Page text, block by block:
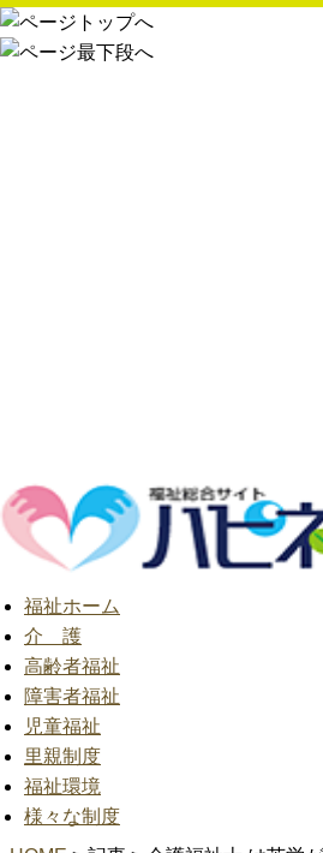
福祉ホーム
介 護
高齢者福祉
障害者福祉
児童福祉
里親制度
福祉環境
様々な制度